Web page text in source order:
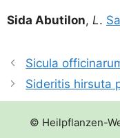
Sida Abu­ti­lon, L.
Sicula
Sideritis hirsuta
© Heilpflanzen-